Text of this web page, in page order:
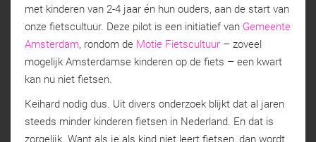
met kinderen van 2-4 jaar én hun ouders, aan de start van
onze fietscultuur. Deze pilot is een initiatief van Gemeente
Amsterdam , rondom de Motie Fietscultuur – zoveel
mogelijk Amsterdamse kinderen op de fiets – een kwart
kan nu niet fietsen.
Keihard nodig dus. Uit divers onderzoek blijkt dat al jaren
steeds minder kinderen fietsen in Nederland. En dat is
zorgelijk. Want als je als kind niet leert fietsen, dan wordt